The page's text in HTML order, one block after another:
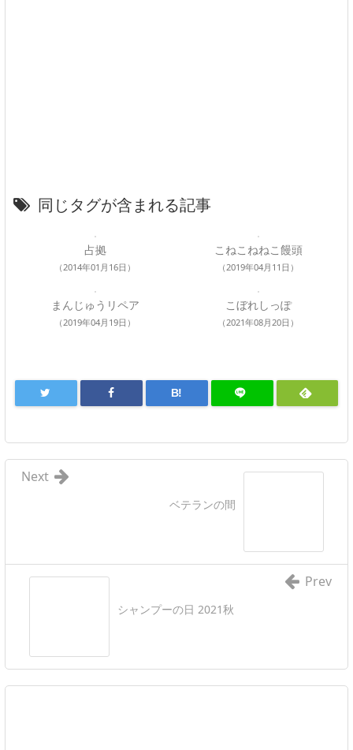
同じタグが含まれる記事
占拠
（2014年01月16日）
こねこねねこ饅頭
（2019年04月11日）
まんじゅうリペア
（2019年04月19日）
こぼれしっぽ
（2021年08月20日）
B!
ベテランの間
Next
シャンプーの日 2021秋
Prev